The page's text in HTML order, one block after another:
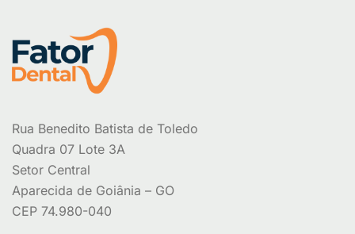
Rua Benedito Batista de Toledo
Quadra 07 Lote 3A
Setor Central
Aparecida de Goiânia – GO
CEP 74.980-040